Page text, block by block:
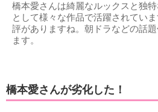
橋本愛さんは綺麗なルックスと独
として様々な作品で活躍されてい
評がありますね。朝ドラなどの話
ます。
橋本愛さんが劣化した！